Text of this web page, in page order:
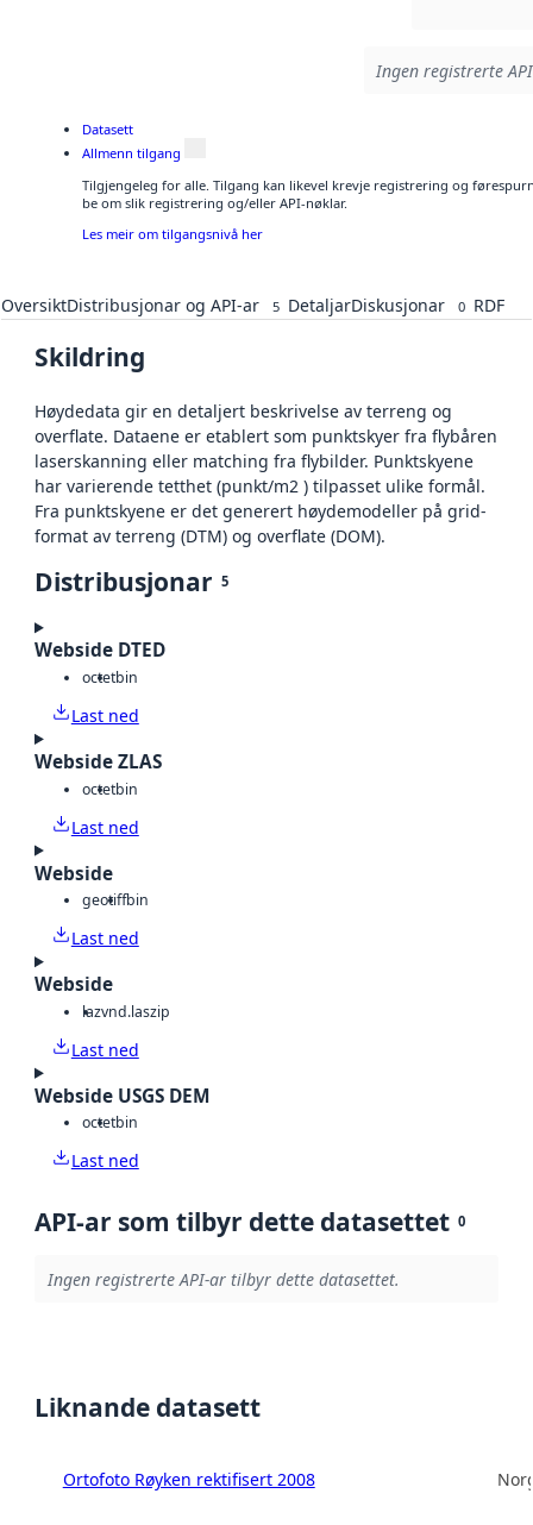
Ingen registrerte
Datasett
Allmenn tilgang
Tilgjengeleg for alle. Tilgang kan likevel krevje registrering og
be om slik registrering og/eller API-nøklar.
Les meir om tilgangsnivå her
OversiktDistribusjonar og API-ar 5 DetaljarDiskusjonar 0 RDF
Skildring
Høydedata gir en detaljert beskrivelse av terreng og
overflate. Dataene er etablert som punktskyer fra flybåren
laserskanning eller matching fra flybilder. Punktskyene
har varierende tetthet (punkt/m2 ) tilpasset ulike formål.
Fra punktskyene er det generert høydemodeller på grid-
format av terreng (DTM) og overflate (DOM).
Distribusjonar 5
Webside DTED
octetbin
Last ned
Webside ZLAS
octetbin
Last ned
Webside
geotiffbin
Last ned
Webside
lazvnd.laszip
Last ned
Webside USGS DEM
octetbin
Last ned
API-ar som tilbyr dette datasettet 0
Ingen registrerte API-ar tilbyr dette datasettet.
Liknande datasett
Ortofoto Røyken rektifisert 2008